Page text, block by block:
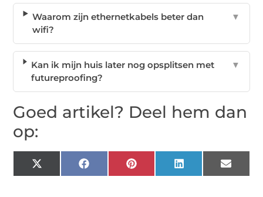
Waarom zijn ethernetkabels beter dan
wifi?
▼
Kan ik mijn huis later nog opsplitsen met
futureproofing?
▼
Goed artikel? Deel hem dan
op:
X
(Twitter)
Facebook Pinterest LinkedIn Email